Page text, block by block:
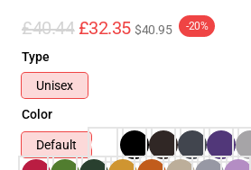
£40.44 £32.35 $40.95 -20%
Type
Unisex
Color
Default